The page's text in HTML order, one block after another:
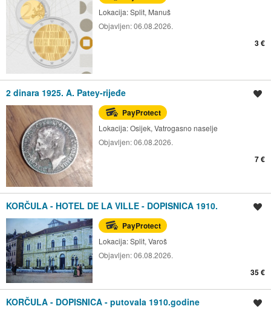
Lokacija:Split, Manuš
Objavljen:06.08.2026.
3 €
2 dinara 1925. A. Patey-rijeđe
PayProtect
Lokacija:Osijek, Vatrogasno naselje
Objavljen:06.08.2026.
7 €
KORČULA - HOTEL DE LA VILLE - DOPISNICA 1910.
PayProtect
Lokacija:Split, Varoš
Objavljen:06.08.2026.
35 €
KORČULA - DOPISNICA - putovala 1910.godine